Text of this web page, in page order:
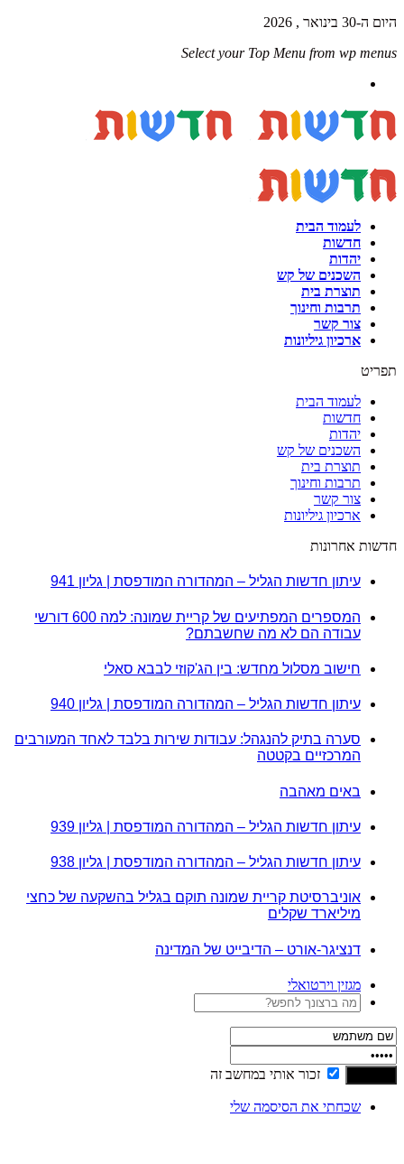
היום ה-30 בינואר , 2026
Select your Top Menu from wp menus
לעמוד הבית
חדשות
יהדות
השכנים של קש
תוצרת בית
תרבות וחינוך
צור קשר
ארכיון גיליונות
תפריט
לעמוד הבית
חדשות
יהדות
השכנים של קש
תוצרת בית
תרבות וחינוך
צור קשר
ארכיון גיליונות
חדשות אחרונות
עיתון חדשות הגליל – המהדורה המודפסת | גליון 941
המספרים המפתיעים של קריית שמונה: למה 600 דורשי
עבודה הם לא מה שחשבתם?
חישוב מסלול מחדש: בין הג'קוזי לבבא סאלי
עיתון חדשות הגליל – המהדורה המודפסת | גליון 940
סערה בתיק להנגהל: עבודות שירות בלבד לאחד המעורבים
המרכזיים בקטטה
באים מאהבה
עיתון חדשות הגליל – המהדורה המודפסת | גליון 939
עיתון חדשות הגליל – המהדורה המודפסת | גליון 938
אוניברסיטת קריית שמונה תוקם בגליל בהשקעה של כחצי
מיליארד שקלים
דנציגר-אורט – הדיבייט של המדינה
מגזין וירטואלי
זכור אותי במחשב זה
שכחתי את הסיסמה שלי